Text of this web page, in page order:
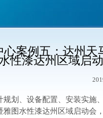
案例五：达州天
性漆达州区域启
划、设备配置、安装实施
图水性漆达州区域启动会